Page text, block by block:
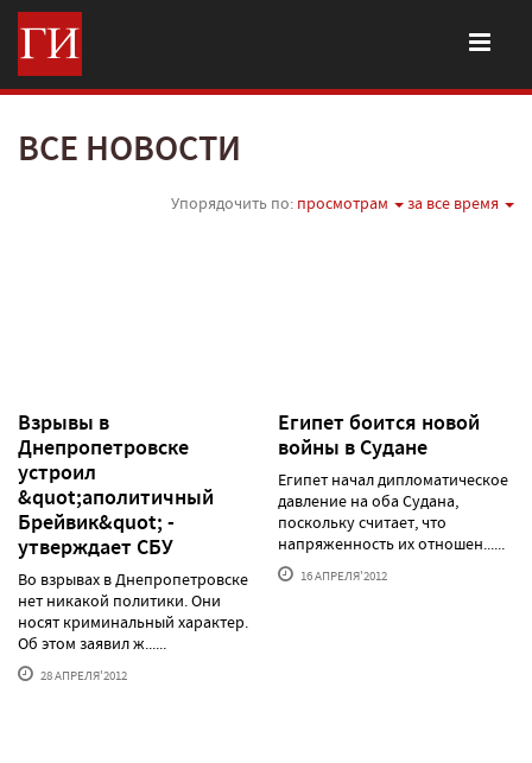
ВСЕ НОВОСТИ
Упорядочить по: просмотрам за все время
Взрывы в
Днепропетровске
устроил
&quot;аполитичный
Брейвик&quot; -
утверждает СБУ
Во взрывах в Днепропетровске
нет никакой политики. Они
носят криминальный характер.
Об этом заявил ж......
28 АПРЕЛЯ'2012
Египет боится новой
войны в Судане
Египет начал дипломатическое
давление на оба Судана,
поскольку считает, что
напряженность их отношен......
16 АПРЕЛЯ'2012